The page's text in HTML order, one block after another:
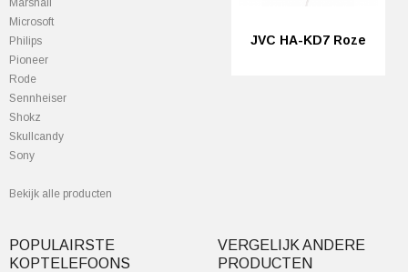
Marshall
Microsoft
Philips
Pioneer
Rode
Sennheiser
Shokz
Skullcandy
Sony
Bekijk alle producten
JVC HA-KD7 Roze
POPULAIRSTE
KOPTELEFOONS
VERGELIJK ANDERE
PRODUCTEN